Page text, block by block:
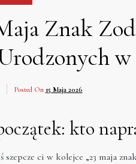
Znak
Posted On 15 Maja 2026
kto
szepcze ci w kolejce „23 maja